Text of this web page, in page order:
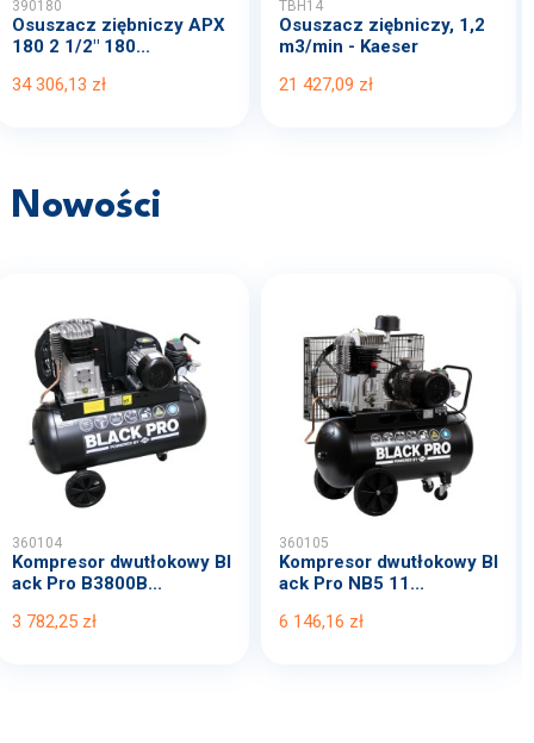
390180
Osuszacz ziębniczy APX
180 2 1/2" 180...
34 306,13 zł
TBH14
Osuszacz ziębniczy, 1,2
m3/min - Kaeser
21 427,09 zł
Nowości
360104
Kompresor dwutłokowy Bl
ack Pro B3800B...
3 782,25 zł
360105
Kompresor dwutłokowy Bl
ack Pro NB5 11...
6 146,16 zł